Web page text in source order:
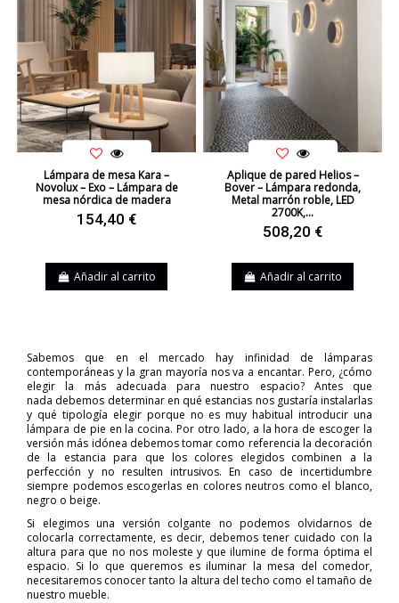
Lámpara de mesa Kara –
Novolux – Exo – Lámpara de
mesa nórdica de madera
154,40 €
Añadir al carrito
Aplique de pared Helios –
Bover – Lámpara redonda,
Metal marrón roble, LED
2700K,...
508,20 €
Añadir al carrito
Sabemos que en el mercado hay infinidad de lámparas
contemporáneas y la gran mayoría nos va a encantar. Pero, ¿cómo
elegir la más adecuada para nuestro espacio? Antes que
nada debemos determinar en qué estancias nos gustaría instalarlas
y qué tipología elegir porque no es muy habitual introducir una
lámpara de pie en la cocina. Por otro lado, a la hora de escoger la
versión más idónea debemos tomar como referencia la decoración
de la estancia para que los colores elegidos combinen a la
perfección y no resulten intrusivos. En caso de incertidumbre
siempre podemos escogerlas en colores neutros como el blanco,
negro o beige.
Si elegimos una versión colgante no podemos olvidarnos de
colocarla correctamente, es decir, debemos tener cuidado con la
altura para que no nos moleste y que ilumine de forma óptima el
espacio. Si lo que queremos es iluminar la mesa del comedor,
necesitaremos conocer tanto la altura del techo como el tamaño de
nuestro mueble.